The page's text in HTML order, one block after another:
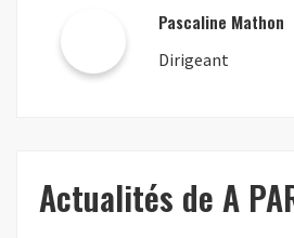
Pascaline Mathon
Dirigeant
Actualités de A